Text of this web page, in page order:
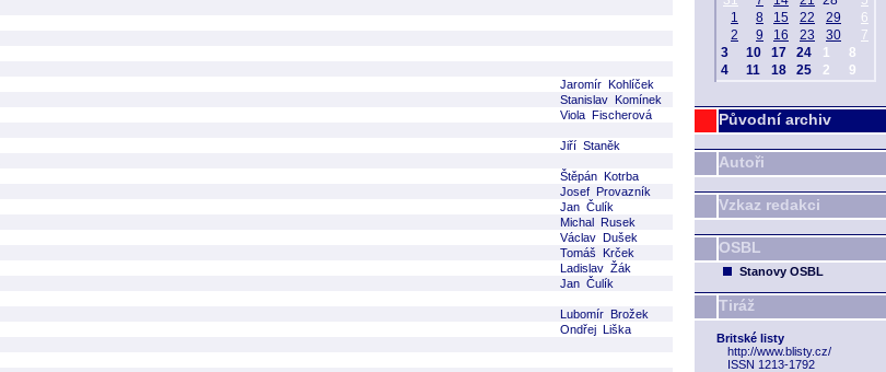
Původní archiv
Autoři
Vzkaz redakci
OSBL
Stanovy OSBL
Tiráž
Britské listy
http://www.blisty.cz/
ISSN 1213-1792
Jaromír Kohlíček
Stanislav Komínek
Viola Fischerová
Jiří Staněk
Štěpán Kotrba
Josef Provazník
Jan Čulík
Michal Rusek
Václav Dušek
Tomáš Krček
Ladislav Žák
Jan Čulík
Lubomír Brožek
Ondřej Liška